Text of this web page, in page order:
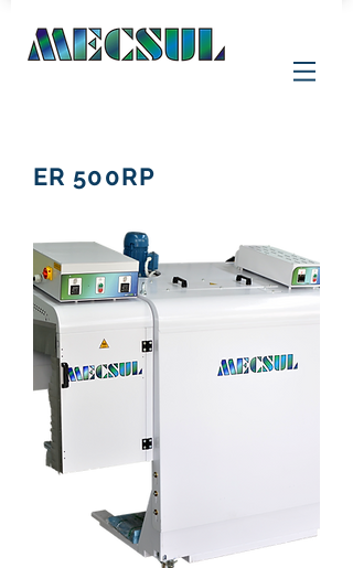
ER 500RP